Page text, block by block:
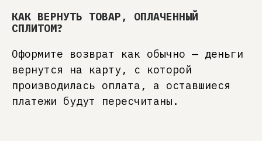
КАК ВЕРНУТЬ ТОВАР, ОПЛАЧЕННЫЙ
СПЛИТОМ?
Оформите возврат как обычно — деньги
вернутся на карту, с которой
производилась оплата, а оставшиеся
платежи будут пересчитаны.
скачиваний 3D-моделей).
Практичные эргономичные решения, создающие
60+ УНИКАЛЬНЫХ МОДЕЛЕЙ
ВНИМАНИЕ К ДЕТАЛЯМ